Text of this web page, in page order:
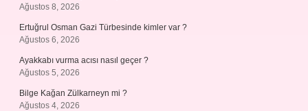
Ağustos 8, 2026
Ertuğrul Osman Gazi Türbesinde kimler var ?
Ağustos 6, 2026
Ayakkabı vurma acısı nasıl geçer ?
Ağustos 5, 2026
Bilge Kağan Zülkarneyn mi ?
Ağustos 4, 2026